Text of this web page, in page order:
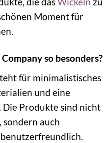
Moment für
so besonders?
für minimalistisches
und eine
Produkte sind nicht
sondern auch